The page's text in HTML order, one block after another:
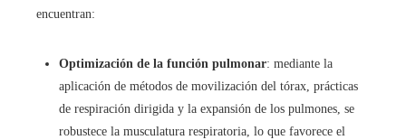
encuentran:
Optimización de la función pulmonar: mediante la
aplicación de métodos de movilización del tórax, prácticas
de respiración dirigida y la expansión de los pulmones, se
robustece la musculatura respiratoria, lo que favorece el